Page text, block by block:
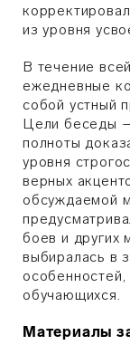
из уровня
В течение
ежедневные
собой устный
Цели беседы
полноты
уровня
верных
обсуждаемой
боев и других
выбиралась в
обучающихся.
Материалы